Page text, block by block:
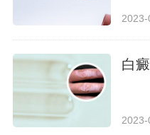
2023-
白